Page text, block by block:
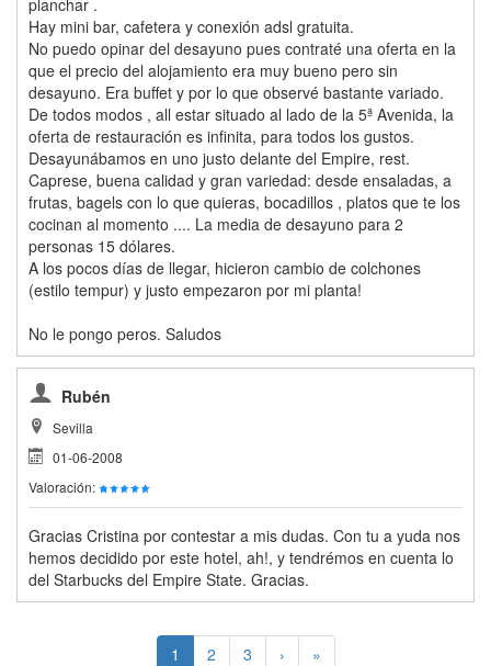
planchar .
Hay mini bar, cafetera y conexión adsl gratuita.
No puedo opinar del desayuno pues contraté una oferta en la
que el precio del alojamiento era muy bueno pero sin
desayuno. Era buffet y por lo que observé bastante variado.
De todos modos , all estar situado al lado de la 5ª Avenida, la
oferta de restauración es infinita, para todos los gustos.
Desayunábamos en uno justo delante del Empire, rest.
Caprese, buena calidad y gran variedad: desde ensaladas, a
frutas, bagels con lo que quieras, bocadillos , platos que te los
cocinan al momento .... La media de desayuno para 2
personas 15 dólares.
A los pocos días de llegar, hicieron cambio de colchones
(estilo tempur) y justo empezaron por mi planta!
No le pongo peros. Saludos
Rubén
Sevilla
01-06-2008
Valoración:
Gracias Cristina por contestar a mis dudas. Con tu a yuda nos
hemos decidido por este hotel, ah!, y tendrémos en cuenta lo
del Starbucks del Empire State. Gracias.
1 2 3 › »